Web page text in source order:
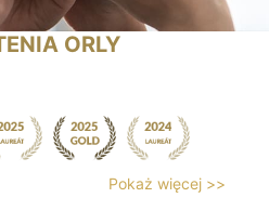
ORLY
Pokaż więcej >>